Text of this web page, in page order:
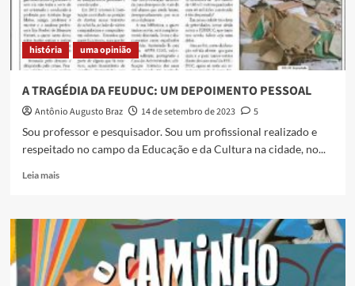
de
Cultura
Lira
de
Ouro
história uma opinião
A TRAGÉDIA DA FEUDUC: UM DEPOIMENTO PESSOAL
Antônio Augusto Braz 14 de setembro de 2023
5
Sou professor e pesquisador. Sou um profissional realizado e
respeitado no campo da Educação e da Cultura na cidade, no...
Leia maisRead
A
TRAGÉDIA
DA
FEUDUC:
UM